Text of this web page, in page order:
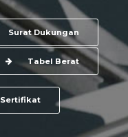
Surat Dukungan
Tabel Berat
Sertifikat